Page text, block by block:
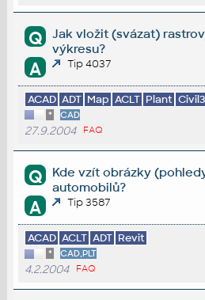
Q
Jak vložit (svázat)
výkresu?
A Tip 4037
ACAD ADT Map ACLT Plant
* CAD
27.9.2004 FAQ
Q
Kde vzít obrázky
automobilů?
A Tip 3587
ACAD ACLT ADT Revit
* CAD,PLT
4.2.2004 FAQ